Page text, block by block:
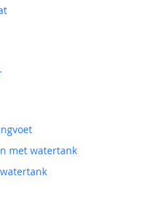
met watertank